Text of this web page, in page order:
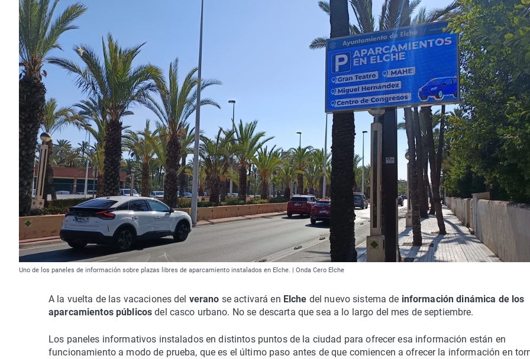
Uno de los paneles de información sobre plazas libres de aparcamiento instalados en Elche. | Onda Cero Elche
A la vuelta de las vacaciones del verano se activará en Elche del nuevo sistema de información dinámica de los
aparcamientos públicos del casco urbano. No se descarta que sea a lo largo del mes de septiembre.
Los paneles informativos instalados en distintos puntos de la ciudad para ofrecer esa información están en
funcionamiento a modo de prueba, que es el último paso antes de que comiencen a ofrecer la información en